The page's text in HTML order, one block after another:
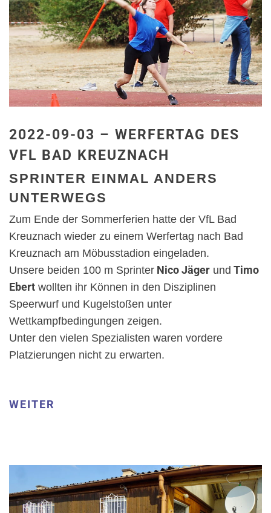
2022-09-03 – WERFERTAG DES
VFL BAD KREUZNACH
SPRINTER EINMAL ANDERS
UNTERWEGS
Zum Ende der Sommerferien hatte der VfL Bad
Kreuznach wieder zu einem Werfertag nach Bad
Kreuznach am Möbusstadion eingeladen.
Unsere beiden 100 m Sprinter Nico Jäger und Timo
Ebert wollten ihr Können in den Disziplinen
Speerwurf und Kugelstoßen unter
Wettkampfbedingungen zeigen.
Unter den vielen Spezialisten waren vordere
Platzierungen nicht zu erwarten.
WEITER